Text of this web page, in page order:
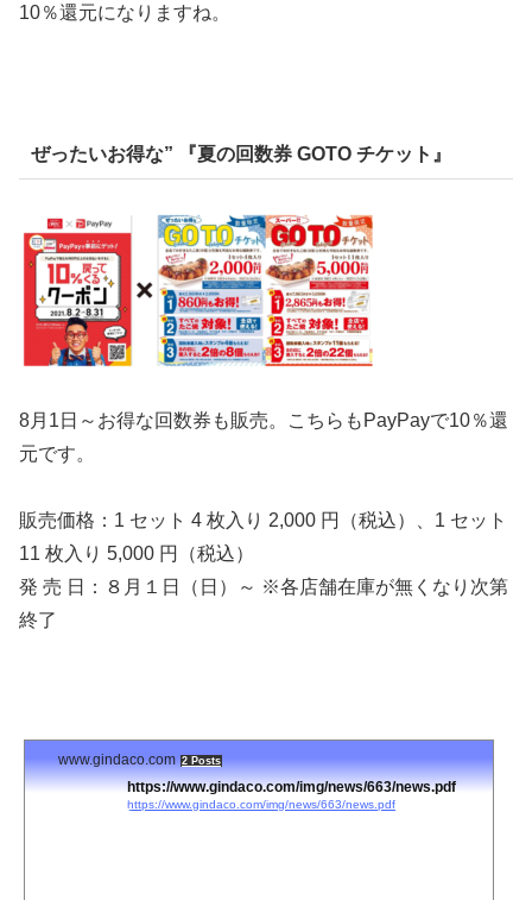
10％還元になりますね。
ぜったいお得な” 『夏の回数券 GOTO チケット』
8月1日～お得な回数券も販売。
こちらもPayPayで10％還
元です。
販売価格： 1 セット 4 枚入 り 2,000 円（税込）、 1 セット
11 枚入 り 5,000 円
（税込）
発 売 日 ： ８ 月１日 （ 日 ） ～ ※各店舗在庫が無 くなり 次第
終了
www.gindaco.com 2 Posts
https://www.gindaco.com/img/news/663/news.pdf
https://www.gindaco.com/img/news/663/news.pdf